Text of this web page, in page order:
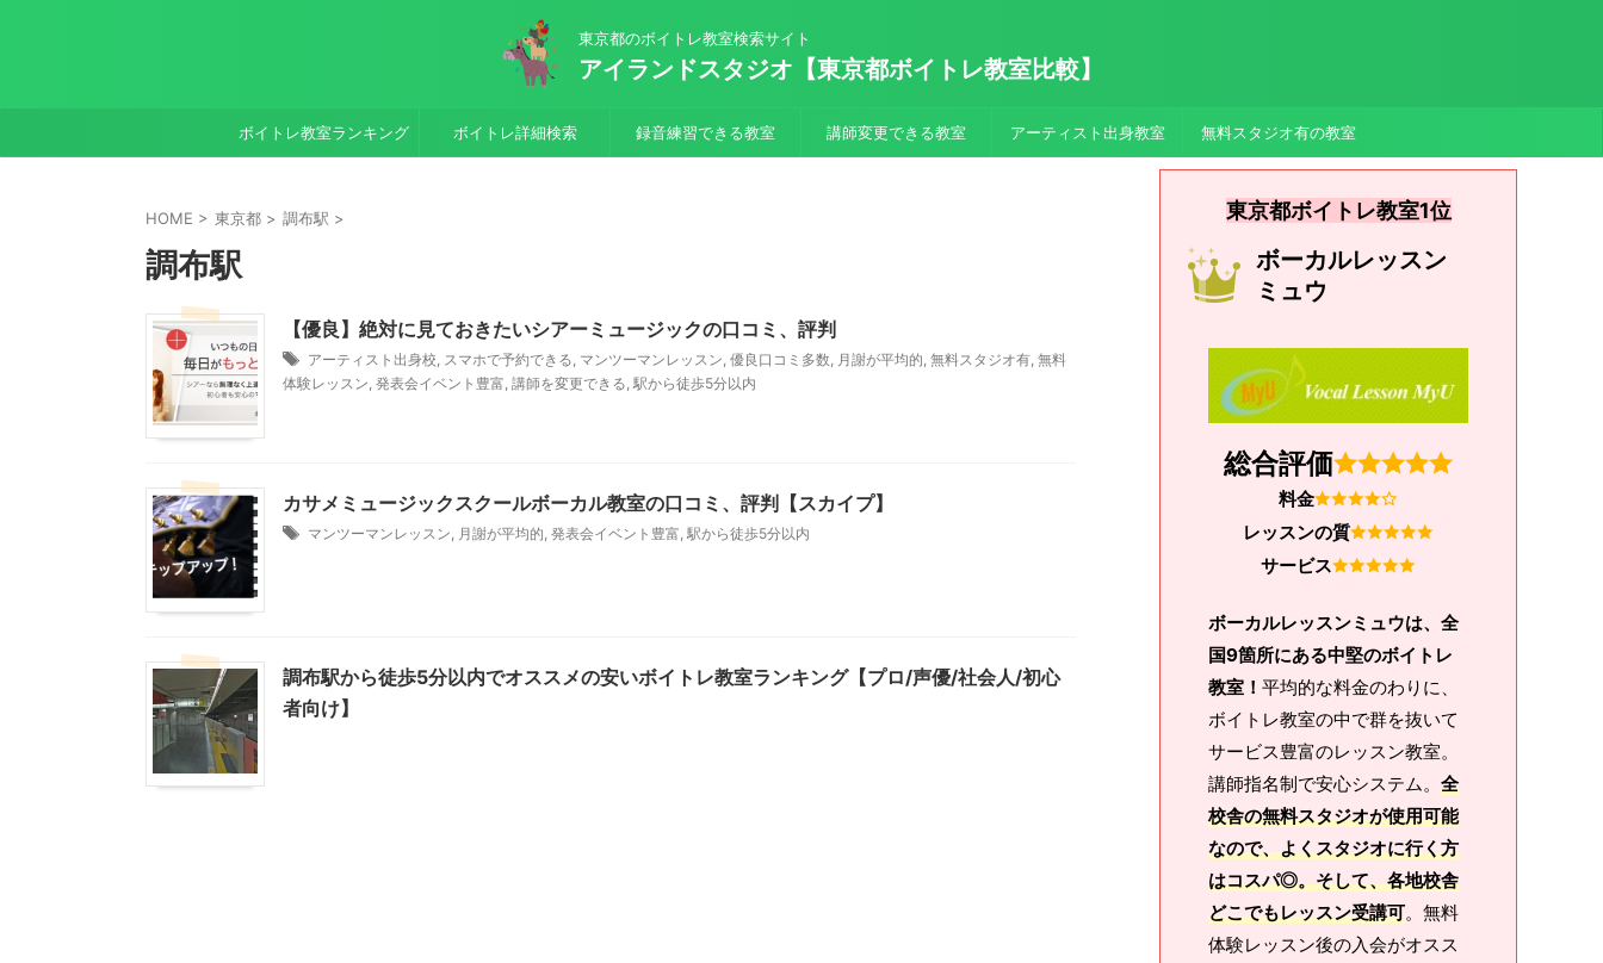
東京都のボイトレ教室検索サイト
アイランドスタジオ【東京都ボイトレ教室比較】
ボイトレ教室ランキング ボイトレ詳細検索 録音練習できる教室 講師変更できる教室 アーティスト出身教室 無料スタジオ有の教室
HOME > 東京都 > 調布駅 >
調布駅
【優良】絶対に見ておきたいシアーミュージックの口コミ、評判
アーティスト出身校, スマホで予約できる, マンツーマンレッスン, 優良口コミ多数, 月謝が平均的, 無料スタジオ有, 無料
体験レッスン, 発表会イベント豊富, 講師を変更できる, 駅から徒歩5分以内
カサメミュージックスクールボーカル教室の口コミ、評判【スカイプ】
マンツーマンレッスン, 月謝が平均的, 発表会イベント豊富, 駅から徒歩5分以内
調布駅から徒歩5分以内でオススメの安いボイトレ教室ランキング【プロ/声優/社会人/初心
者向け】
東京都ボイトレ教室1位
ボーカルレッスン
ミュウ
総合評価
料金
レッスンの質
サービス
ボーカルレッスンミュウは、全
国9箇所にある中堅のボイトレ
教室！ 平均的な料金のわりに、
ボイトレ教室の中で群を抜いて
サービス豊富のレッスン教室。
講師指名制で安心システム。 全
校舎の無料スタジオが使用可能
なので、よくスタジオに行く方
はコスパ◎。そして、各地校舎
どこでもレッスン受講可。無料
体験レッスン後の入会がオスス